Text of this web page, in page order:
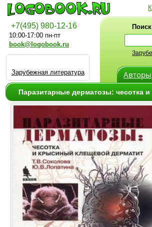
+7(495) 980-12-16
10:00-17:00 пн-пт
book@logobook.ru
Зарубежная литература Авторы
Паразитарные дерматозы: чесотка